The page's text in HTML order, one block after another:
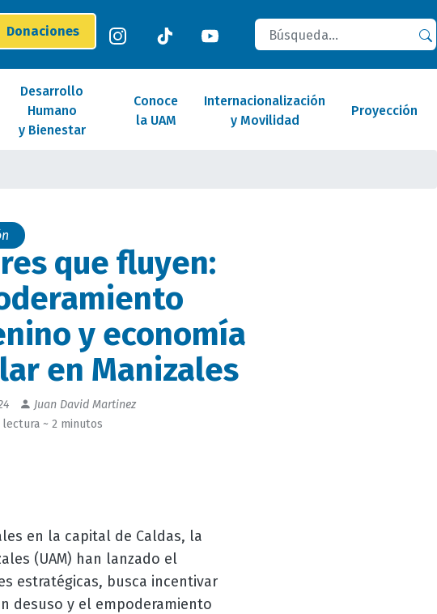
Donaciones
Buscar
Desarrollo
Humano
y Bienestar
Conoce
la UAM
Internacionalización
y Movilidad
Proyección
que fluyen:
y economía
en Manizales
Juan David Martinez
~ 2 minutos
en la capital de Caldas, la
(UAM) han lanzado el
estratégicas, busca incentivar
desuso y el empoderamiento